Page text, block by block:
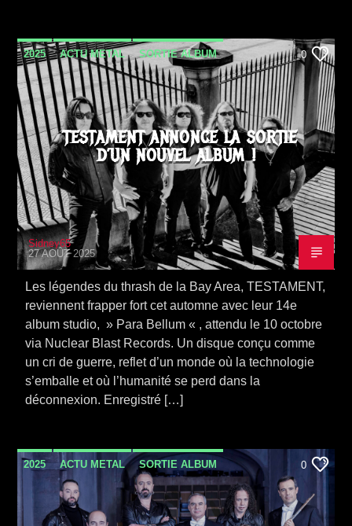
2025 ACTU METAL SORTIE ALBUM 0
TESTAMENT ANNONCE LA SORTIE
D’UN NOUVEL ALBUM !
Sidney65
27 AOÛT 2025
Les légendes du thrash de la Bay Area, TESTAMENT,
reviennent frapper fort cet automne avec leur 14e
album studio, » Para Bellum « , attendu le 10 octobre
via Nuclear Blast Records. Un disque conçu comme
un cri de guerre, reflet d’un monde où la technologie
s’emballe et où l’humanité se perd dans la
déconnexion. Enregistré […]
2025 ACTU METAL SORTIE ALBUM 0